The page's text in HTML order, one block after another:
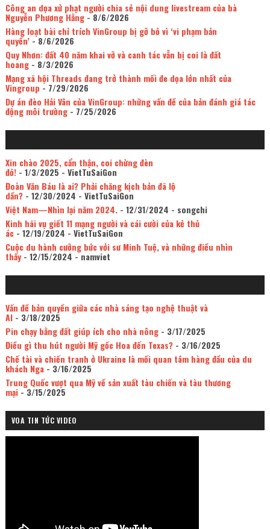
Công an dọa xử phạt người chia sẻ nội dung livestream của bà
Nguyễn Phương Hằng- 8/6/2026
Hàng loạt bài chỉ trích VinGroup bị gỡ bỏ vì ‘vi phạm bản
quyền’- 8/6/2026
Quy Nhơn: đất 40 năm khai vỡ và canh tác vẫn bị coi là đất
hoang- 8/3/2026
Mạng xã hội Threads đang trở thành mối đe dọa lớn nhất của
Vingroup - 7/29/2026
Dự án đèo Hải Vân của VinGroup: những vấn đề của bản đánh giá tác
động môi trường- 7/25/2026
Xin chào 2025, cẩn thận, coi chừng đèn
đỏ!- 1/3/2025 - VietTuSaiGon
Đoàn Văn Báu là ai? Phải chăng kịch bản đã lộ
dần?- 12/30/2024 - VietTuSaiGon
Việt Nam—Nhìn lại năm 2024.- 12/31/2024 - songchi
Kinh hãi vụ giết 11 mạng người và cái cười của kẻ thủ
ác- 12/19/2024 - VietTuSaiGon
Cuộc du hành cưỡng bức với sư Minh Tuệ, và những điều nhìn
thấy- 12/15/2024 - namviet
Vấn đề bản quyền giữa các nhà sáng tạo nghệ thuật và
AI- 3/18/2025
Pin chạy bằng đất giúp ích cho nhà nông- 3/17/2025
Điều gì thu hút người Mỹ gốc Hoa đến Texas?- 3/16/2025
Chế tài và chiến tranh ở Ukraine là mối quan tâm hàng đầu của du
khách Nga- 3/16/2025
Trung Quốc vượt qua Mỹ về sản xuất tàu chiến và tàu thương
mại- 3/15/2025
VOA TIN TỨC VIDEO